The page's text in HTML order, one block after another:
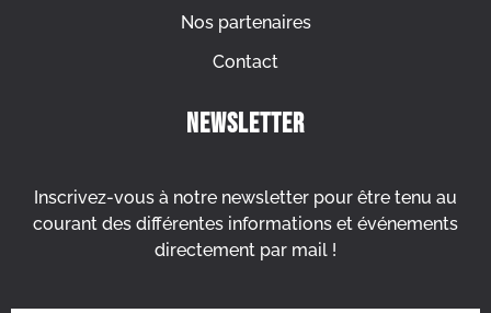
Nos partenaires
Contact
Newsletter
Inscrivez-vous à notre newsletter pour être tenu au
courant des différentes informations et événements
directement par mail !